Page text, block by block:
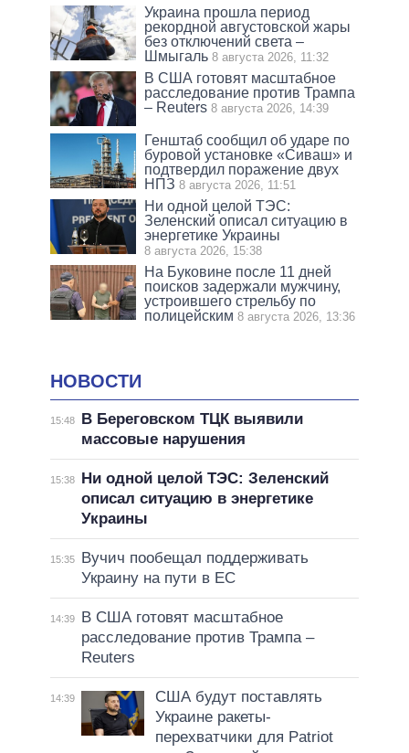
Украина прошла период
рекордной августовской жары
без отключений света –
Шмыгаль 8 августа 2026, 11:32
В США готовят масштабное
расследование против Трампа
– Reuters 8 августа 2026, 14:39
Генштаб сообщил об ударе по
буровой установке «Сиваш» и
подтвердил поражение двух
НПЗ 8 августа 2026, 11:51
Ни одной целой ТЭС:
Зеленский описал ситуацию в
энергетике Украины
8 августа 2026, 15:38
На Буковине после 11 дней
поисков задержали мужчину,
устроившего стрельбу по
полицейским 8 августа 2026, 13:36
НОВОСТИ
15:48
В Береговском ТЦК выявили
массовые нарушения
15:38
Ни одной целой ТЭС: Зеленский
описал ситуацию в энергетике
Украины
15:35
Вучич пообещал поддерживать
Украину на пути в ЕС
14:39
В США готовят масштабное
расследование против Трампа –
Reuters
14:39
США будут поставлять
Украине ракеты-
перехватчики для Patriot